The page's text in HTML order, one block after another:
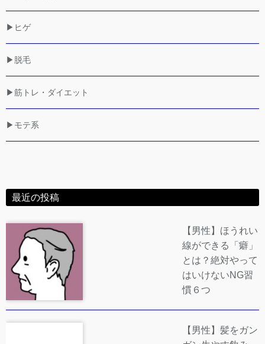
▶ヒゲ
▶脱毛
▶筋トレ・ダイエット
▶モテ系
最近の投稿
【男性】ほうれい
線ができる「癖」
とは？絶対やって
はいけないNG習
慣６つ
【男性】髪をガン